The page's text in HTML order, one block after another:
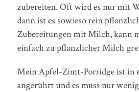
zubereiten. Oft wird es nur mit
dann ist es sowieso rein
Zubereitungen mit Milch, kann
einfach zu pflanzlicher Milch
Mein Apfel-Zimt-Porridge ist in
angerührt und es muss nur